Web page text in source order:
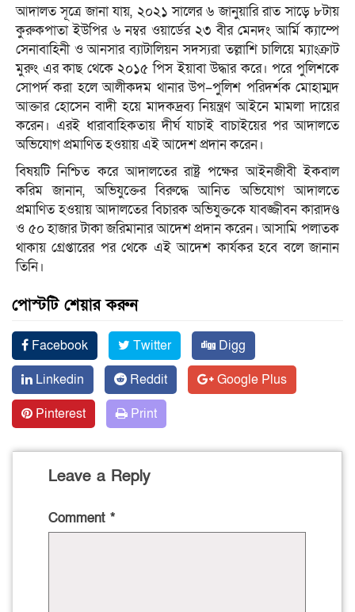
আদালত সূত্রে জানা যায়, ২০২১ সালের ৬ জানুয়ারি রাত সাড়ে ৮টায়
কুরুকপাতা ইউপির ৬ নম্বর ওয়ার্ডের ২৩ বীর মেনদং আর্মি ক্যাম্পে
সেনাবাহিনী ও আনসার ব্যাটালিয়ন সদস্যরা তল্লাশি চালিয়ে ম্যাংক্রাট
মুরুং এর কাছ থেকে ২০১৫ পিস ইয়াবা উদ্ধার করে। পরে পুলিশকে
সোপর্দ করা হলে আলীকদম থানার উপ–পুলিশ পরিদর্শক মোহাম্মদ
আক্তার হোসেন বাদী হয়ে মাদকদ্রব্য নিয়ন্ত্রণ আইনে মামলা দায়ের
করেন। এরই ধারাবাহিকতায় দীর্ঘ যাচাই বাচাইয়ের পর আদালতে
অভিযোগ প্রমাণিত হওয়ায় এই আদেশ প্রদান করেন।
বিষয়টি নিশ্চিত করে আদালতের রাষ্ট্র পক্ষের আইনজীবী ইকবাল
করিম জানান, অভিযুক্তের বিরুদ্ধে আনিত অভিযোগ আদালতে
প্রমাণিত হওয়ায় আদালতের বিচারক অভিযুক্তকে যাবজ্জীবন কারাদণ্ড
ও ৫০ হাজার টাকা জরিমানার আদেশ প্রদান করেন। আসামি পলাতক
থাকায় গ্রেপ্তারের পর থেকে এই আদেশ কার্যকর হবে বলে জানান
তিনি।
পোস্টটি শেয়ার করুন
Facebook Twitter
Digg
Linkedin
Reddit
Google Plus
Pinterest
Print
Leave a Reply
Comment *